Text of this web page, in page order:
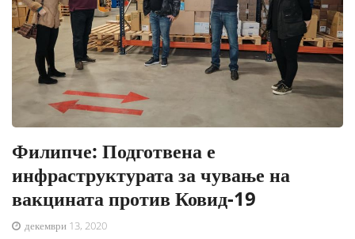
Филипче: Подготвена е
инфраструктурата за чување на
вакцината против Ковид-19
декември 13, 2020